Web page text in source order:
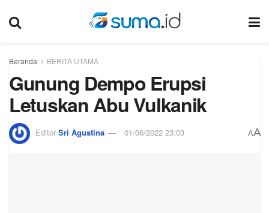
Beranda BERITA UTAMA
Gunung Dempo Erupsi
Letuskan Abu Vulkanik
Editor Sri Agustina 01/06/2022 23:03 AA